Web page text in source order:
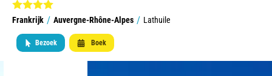
Begië
Luxemburg
Frankrijk / Auvergne-Rhône-Alpes / Lathuile
Bezoek Boek